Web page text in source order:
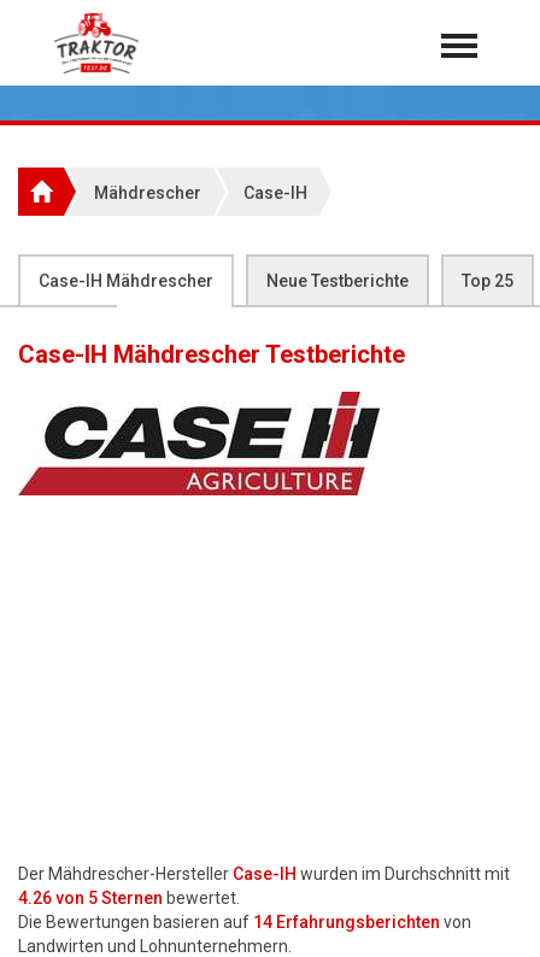
Home
Feldhäcksler
Rundballenpressen
Großpackenpressen
Hoflader
Radlader
Über 7.000 Testberichte
aus der Landwirtschaft
Mähdrescher Case-IH
Case-IH Mähdrescher Neue Testberichte Top 25
Case-IH Mähdrescher Testberichte
Der Mähdrescher-Hersteller Case-IH wurden im Durchschnitt mit
4.26von 5 Sternen bewertet.
Die Bewertungen basieren auf 14 Erfahrungsberichten von
Landwirten und Lohnunternehmern.